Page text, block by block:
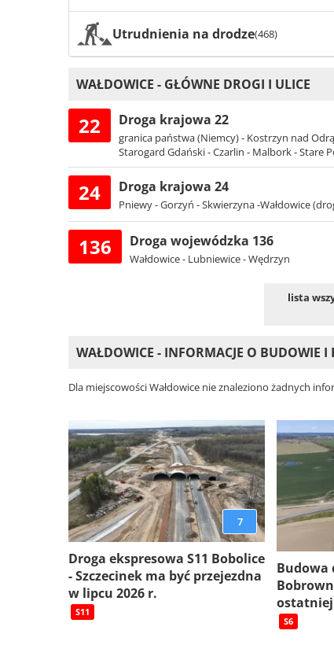
Utrudnienia na drodze(468)
WAŁDOWICE - GŁÓWNE DROGI I ULICE
22 Droga krajowa 22
granica państwa (Niemcy) - Kostrzyn nad
Starogard Gdański - Czarlin - Malbork - Stare
24 Droga krajowa 24
Pniewy - Gorzyń - Skwierzyna -Wałdowice
136 Droga wojewódzka 136
Wałdowice - Lubniewice - Wędrzyn
lista
WAŁDOWICE - INFORMACJE O BUDOWIE I
Dla miejscowości Wałdowice nie znaleziono żadnych
7
Droga ekspresowa S11 Bobolice
- Szczecinek ma być przejezdna
w lipcu 2026 r.
S11
Budowa
S6